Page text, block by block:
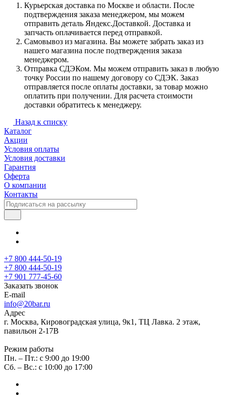
Курьерская доставка по Москве и области. После
подтверждения заказа менеджером, мы можем
отправить деталь Яндекс.Доставкой. Доставка и
запчасть оплачивается перед отправкой.
Самовывоз из магазина. Вы можете забрать заказ из
нашего магазина после подтверждения заказа
менеджером.
Отправка СДЭКом. Мы можем отправить заказ в любую
точку России по нашему договору со СДЭК. Заказ
отправляется после оплаты доставки, за товар можно
оплатить при получении. Для расчета стоимости
доставки обратитесь к менеджеру.
Назад к списку
Каталог
Акции
Условия оплаты
Условия доставки
Гарантия
Оферта
О компании
Контакты
+7 800 444-50-19
+7 800 444-50-19
+7 901 777-45-60
Заказать звонок
E-mail
info@20bar.ru
Адрес
г. Москва, Кировоградская улица, 9к1, ТЦ Лавка. 2 этаж,
павильон 2-17В
Режим работы
Пн. – Пт.: с 9:00 до 19:00
Сб. – Вс.: с 10:00 до 17:00